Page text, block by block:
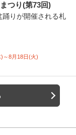
つり(第73回)
踊りが開催される札
～8月18日(火)